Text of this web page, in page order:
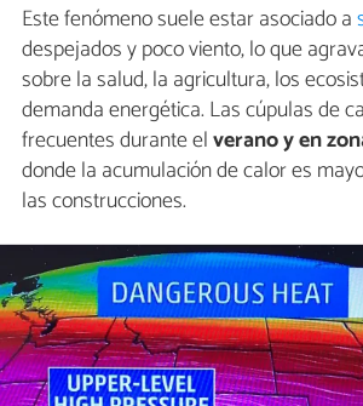
Este fenómeno suele estar asociado a
despejados y poco viento, lo que
sobre la salud, la agricultura, los
demanda energética. Las cúpulas de
frecuentes durante elverano y en
donde la acumulación de calor es
las construcciones.